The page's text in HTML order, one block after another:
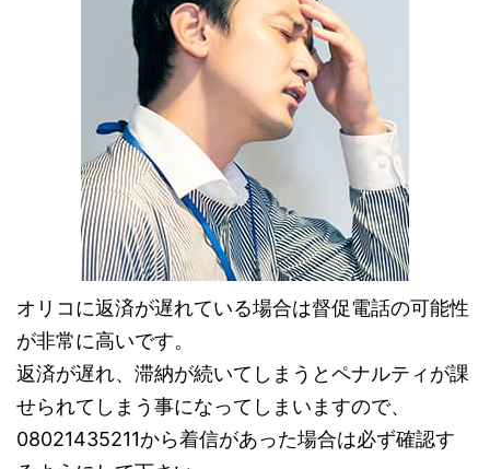
オリコに返済が遅れている場合は督促電話の可能性
が非常に高いです。
返済が遅れ、滞納が続いてしまうとペナルティが課
せられてしまう事になってしまいますので、
08021435211から着信があった場合は必ず確認す